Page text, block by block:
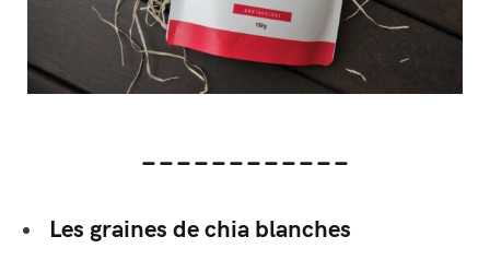
Les graines de chia blanches